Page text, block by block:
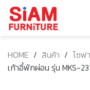
HOME / สินค้า / โซฟ
เก้าอี้พักผ่อน รุ่น MKS-